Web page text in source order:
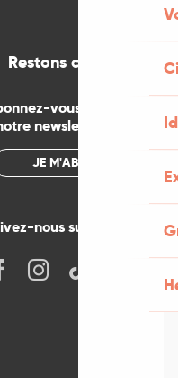
Restons connectés
vous gratuitement
newsletter mensuelle
JE M'ABONNE
nous sur les réseaux !